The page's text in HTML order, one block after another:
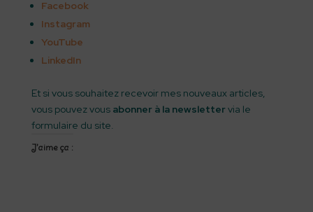
Facebook
Instagram
YouTube
LinkedIn
Et si vous souhaitez recevoir mes nouveaux articles,
vous pouvez vous abonner à la newslettervia le
formulaire du site.
J’aime ça :